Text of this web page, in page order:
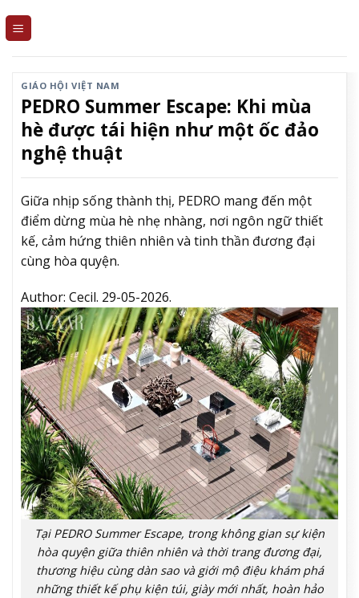
GIÁO HỘI VIỆT NAM
PEDRO Summer Escape: Khi mùa
hè được tái hiện như một ốc đảo
nghệ thuật
Giữa nhịp sống thành thị, PEDRO mang đến một
điểm dừng mùa hè nhẹ nhàng, nơi ngôn ngữ thiết
kế, cảm hứng thiên nhiên và tinh thần đương đại
cùng hòa quyện.
Author: Cecil. 29-05-2026.
Tại PEDRO Summer Escape, trong không gian sự kiện
hòa quyện giữa thiên nhiên và thời trang đương đại,
thương hiệu cùng dàn sao và giới mộ điệu khám phá
những thiết kế phụ kiện túi, giày mới nhất, hoàn hảo